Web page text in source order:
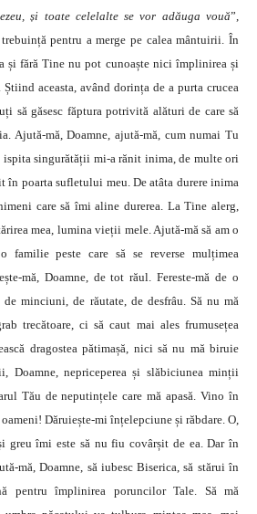
și toate celelalte se vor adăuga vouă”,
pentru a merge pe calea mântuirii. În
și fără Tine nu pot cunoaște nici împlinirea și
aceasta, având dorința de a purta crucea
să găsesc făptura potrivită alături de care să
Ajută-mă, Doamne, ajută-mă, cum numai Tu
singurătății mi-a rănit inima, de multe ori
poarta sufletului meu. De atâta durere inima
care să îmi aline durerea. La Tine alerg,
mea, lumina vieții mele. Ajută-mă să am o
familie peste care să se reverse mulțimea
mă, Doamne, de tot răul. Fereste-mă de o
de minciuni, de răutate, de desfrâu. Să nu mă
trecătoare, ci să caut mai ales frumusețea
dragostea pătimașă, nici să nu mă biruie
Doamne, nepriceperea și slăbiciunea minții
Tău de neputințele care mă apasă. Vino în
Dăruiește-mi înțelepciune și răbdare. O,
greu îmi este să nu fiu covârșit de ea. Dar în
mă, Doamne, să iubesc Biserica, să stărui în
pentru împlinirea poruncilor Tale. Să mă